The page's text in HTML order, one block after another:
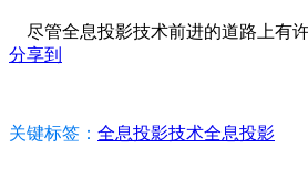
尽管全息投影技术前进的道路上有
分享到
关键标签： 全息投影技术全息投影